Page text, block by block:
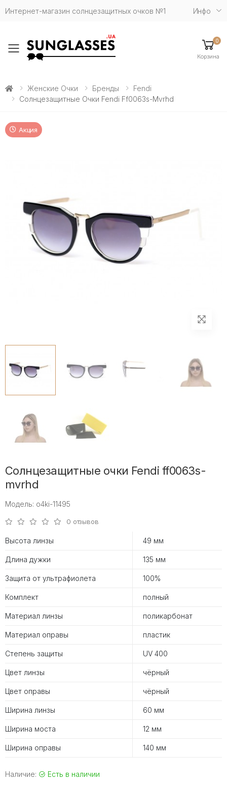
Интернет-магазин солнцезащитных очков №1 Инфо
Toggle mobile menu
0
Корзина
Женские Очки Бренды
Fendi
Солнцезащитные Очки Fendi Ff0063s-Mvrhd
Акция
Солнцезащитные очки Fendi ff0063s-
mvrhd
Модель: o4ki-11495
0 отзывов
Высота линзы 49 мм
Длина дужки 135 мм
Защита от ультрафиолета 100%
Комплект полный
Материал линзы поликарбонат
Материал оправы пластик
Степень защиты UV 400
Цвет линзы чёрный
Цвет оправы чёрный
Ширина линзы 60 мм
Ширина моста 12 мм
Ширина оправы 140 мм
Наличие: Есть в наличии